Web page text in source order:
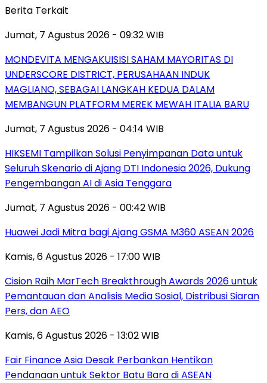
Berita Terkait
Jumat, 7 Agustus 2026 - 09:32 WIB
MONDEVITA MENGAKUISISI SAHAM MAYORITAS DI
UNDERSCORE DISTRICT, PERUSAHAAN INDUK
MAGLIANO, SEBAGAI LANGKAH KEDUA DALAM
MEMBANGUN PLATFORM MEREK MEWAH ITALIA BARU
Jumat, 7 Agustus 2026 - 04:14 WIB
HIKSEMI Tampilkan Solusi Penyimpanan Data untuk
Seluruh Skenario di Ajang DTI Indonesia 2026, Dukung
Pengembangan AI di Asia Tenggara
Jumat, 7 Agustus 2026 - 00:42 WIB
Huawei Jadi Mitra bagi Ajang GSMA M360 ASEAN 2026
Kamis, 6 Agustus 2026 - 17:00 WIB
Cision Raih MarTech Breakthrough Awards 2026 untuk
Pemantauan dan Analisis Media Sosial, Distribusi Siaran
Pers, dan AEO
Kamis, 6 Agustus 2026 - 13:02 WIB
Fair Finance Asia Desak Perbankan Hentikan
Pendanaan untuk Sektor Batu Bara di ASEAN